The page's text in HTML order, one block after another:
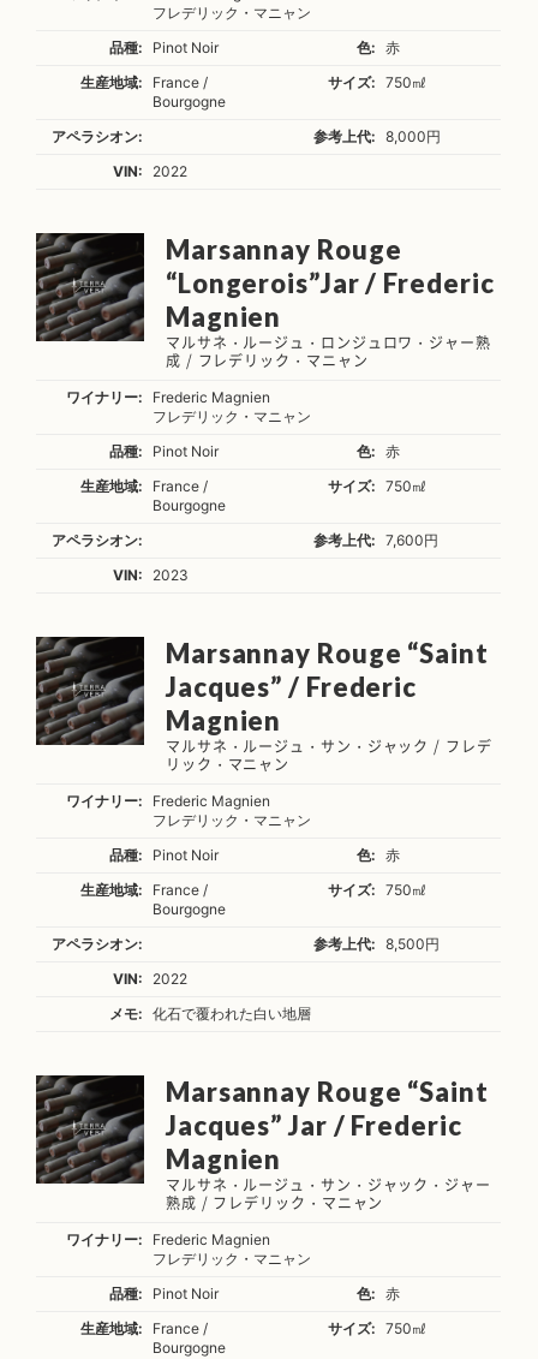
フレデリック・マニャン
品種:
Pinot Noir 色:
赤
生産地域:
France /
Bourgogne
サイズ: 750㎖
アペラシオン: 参考上代:
8,000円
VIN:
2022
Marsannay Rouge
“Longerois”Jar / Frederic
Magnien
マルサネ・ルージュ・ロンジュロワ・ジャー熟
成 / フレデリック・マニャン
ワイナリー:
Frederic Magnien
フレデリック・マニャン
品種:
Pinot Noir 色:
赤
生産地域:
France /
Bourgogne
サイズ: 750㎖
アペラシオン: 参考上代:
7,600円
VIN:
2023
Marsannay Rouge “Saint
Jacques” / Frederic
Magnien
マルサネ・ルージュ・サン・ジャック / フレデ
リック・マニャン
ワイナリー:
Frederic Magnien
フレデリック・マニャン
品種:
Pinot Noir 色:
赤
生産地域:
France /
Bourgogne
サイズ: 750㎖
アペラシオン: 参考上代:
8,500円
VIN:
2022
メモ:
化石で覆われた白い地層
Marsannay Rouge “Saint
Jacques” Jar / Frederic
Magnien
マルサネ・ルージュ・サン・ジャック・ジャー
熟成 / フレデリック・マニャン
ワイナリー:
Frederic Magnien
フレデリック・マニャン
品種:
Pinot Noir 色:
赤
生産地域:
France /
Bourgogne
サイズ: 750㎖